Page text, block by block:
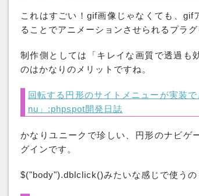
これはすごい！gif画像じゃなくても、gif
ることでアニメーションさせられるプラグ
制作側としては「キレイな画質で透過も
のはかなりのメリットですね。
回転する円形のサイトメニューが実装
nu」:phpspot開発日誌
かなりユニークで珍しい、円形のナビゲ
グインです。
$("body").dblclick()みたいな感じで使うの